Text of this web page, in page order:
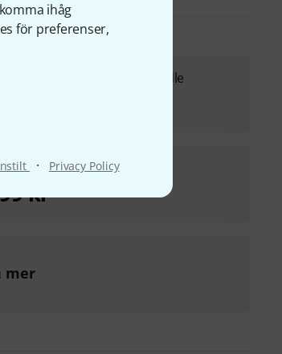
ihåg
för preferenser,
· Privacy Policy
PL 110 A Basis Bundle
201-USB Play Bundle
kr
mer